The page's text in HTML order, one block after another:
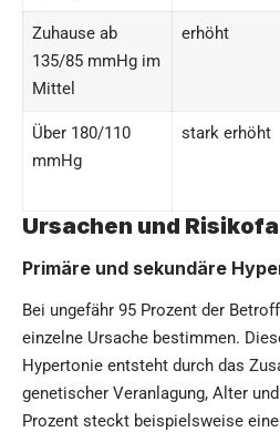
Zuhause ab
135/85 mmHg im
Mittel
erhöht
Über 180/110
mmHg
stark erhöht
Ursachen und
Primäre und sekundäre
Bei ungefähr 95 Prozent der
einzelne Ursache bestimmen.
Hypertonie entsteht durch das
genetischer Veranlagung, Alter
Prozent steckt beispielsweise